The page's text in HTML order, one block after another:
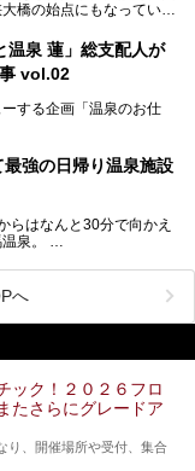
も紹介しているので、ぜ
橋の始点にもなっていま
たハーバーランドなど、
す。
、神戸市といえば何とい
体験できる健康ランドや
はそんな希望に沿う施設
温泉 蓮」総支配人が
vol.02
する企画「温泉のお仕
ブ宿泊賞」に輝いた
りました！
強の日帰り温泉施設
らはなんと30分で向かえ
泉。
人工のの炭酸泉まで楽し
施設です。
力の数々を紹介します！
へ
ック！２０２６フロ
たさらにグレードア
り、開催場所や受付、集合